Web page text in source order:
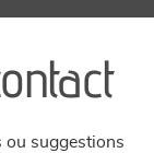
ou suggestions